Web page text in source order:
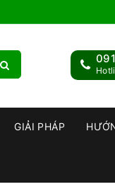
GIẢI PHÁP